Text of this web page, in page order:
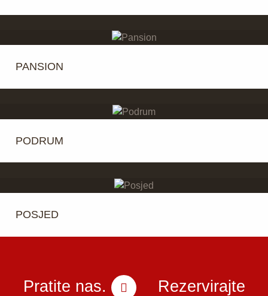
PANSION
PODRUM
POSJED
Pratite nas.
Rezervirajte